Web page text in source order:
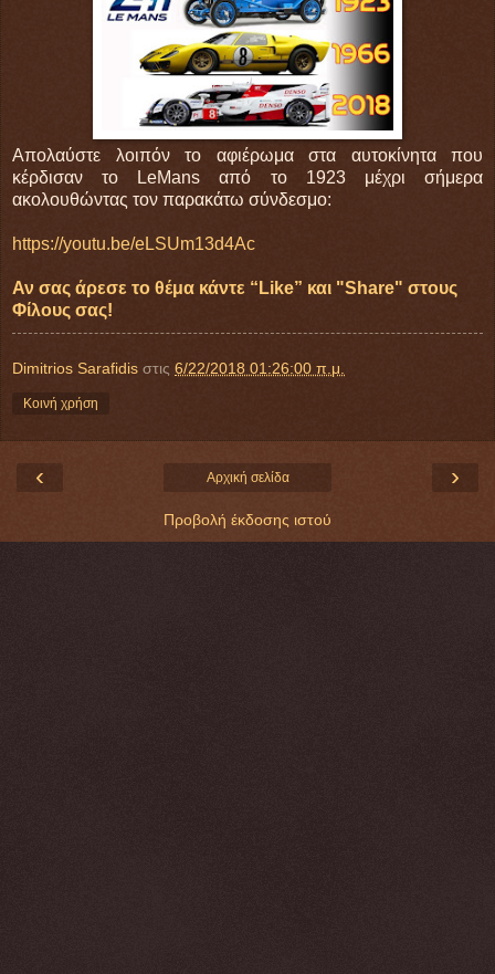
Απολαύστε λοιπόν το αφιέρωμα στα αυτοκίνητα που
κέρδισαν το LeMans από το 1923 μέχρι σήμερα
ακολουθώντας τον παρακάτω σύνδεσμο:
https://youtu.be/eLSUm13d4Ac
Αν σας άρεσε το θέμα κάντε “Like” και "Share" στους
Φίλους σας!
Dimitrios Sarafidis στις 6/22/2018 01:26:00 π.μ.
Κοινή χρήση
‹ ›
Αρχική σελίδα
Προβολή έκδοσης ιστού